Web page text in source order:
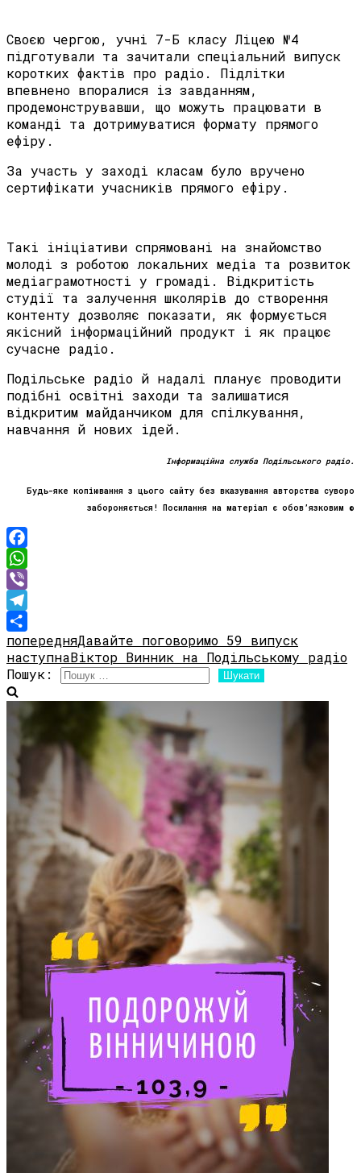
Своєю чергою, учні 7-Б класу Ліцею №4
підготували та зачитали спеціальний випуск
коротких фактів про радіо. Підлітки
впевнено впоралися із завданням,
продемонструвавши, що можуть працювати в
команді та дотримуватися формату прямого
ефіру.
За участь у заході класам було вручено
сертифікати учасників прямого ефіру.
Такі ініціативи спрямовані на знайомство
молоді з роботою локальних медіа та розвиток
медіаграмотності у громаді. Відкритість
студії та залучення школярів до створення
контенту дозволяє показати, як формується
якісний інформаційний продукт і як працює
сучасне радіо.
Подільське радіо й надалі планує проводити
подібні освітні заходи та залишатися
відкритим майданчиком для спілкування,
навчання й нових ідей.
Інформаційна служба Подільського радіо.
Будь-яке копіювання з цього сайту без вказування авторства суворо
забороняється! Посилання на матеріал є обов’язковим ©
Facebook
WhatsApp
Viber
Telegram
Share
попередняДавайте поговоримо 59 випуск
наступнаВіктор Винник на Подільському радіо
Пошук: